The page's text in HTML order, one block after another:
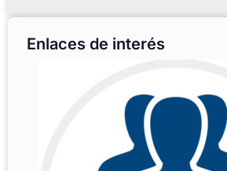
Enlaces de interés